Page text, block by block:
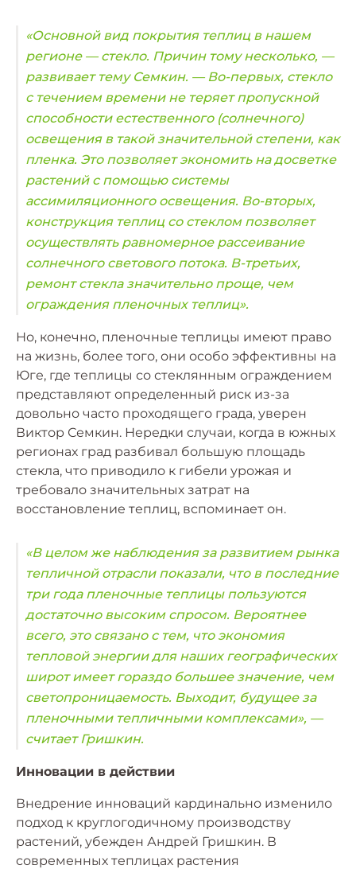
«Основной вид покрытия теплиц в нашем
регионе — стекло. Причин тому несколько, —
развивает тему Семкин. — Во-первых, стекло
с течением времени не теряет пропускной
способности естественного (солнечного)
освещения в такой значительной степени, как
пленка. Это позволяет экономить на досветке
растений с помощью системы
ассимиляционного освещения. Во-вторых,
конструкция теплиц со стеклом позволяет
осуществлять равномерное рассеивание
солнечного светового потока. В-третьих,
ремонт стекла значительно проще, чем
ограждения пленочных теплиц».
Но, конечно, пленочные теплицы имеют право
на жизнь, более того, они особо эффективны на
Юге, где теплицы со стеклянным ограждением
представляют определенный риск из-за
довольно часто проходящего града, уверен
Виктор Семкин. Нередки случаи, когда в южных
регионах град разбивал большую площадь
стекла, что приводило к гибели урожая и
требовало значительных затрат на
восстановление теплиц, вспоминает он.
«В целом же наблюдения за развитием рынка
тепличной отрасли показали, что в последние
три года пленочные теплицы пользуются
достаточно высоким спросом. Вероятнее
всего, это связано с тем, что экономия
тепловой энергии для наших географических
широт имеет гораздо большее значение, чем
светопроницаемость. Выходит, будущее за
пленочными тепличными комплексами», —
считает Гришкин.
Инновации в действии
Внедрение инноваций кардинально изменило
подход к круглогодичному производству
растений, убежден Андрей Гришкин. В
современных теплицах растения